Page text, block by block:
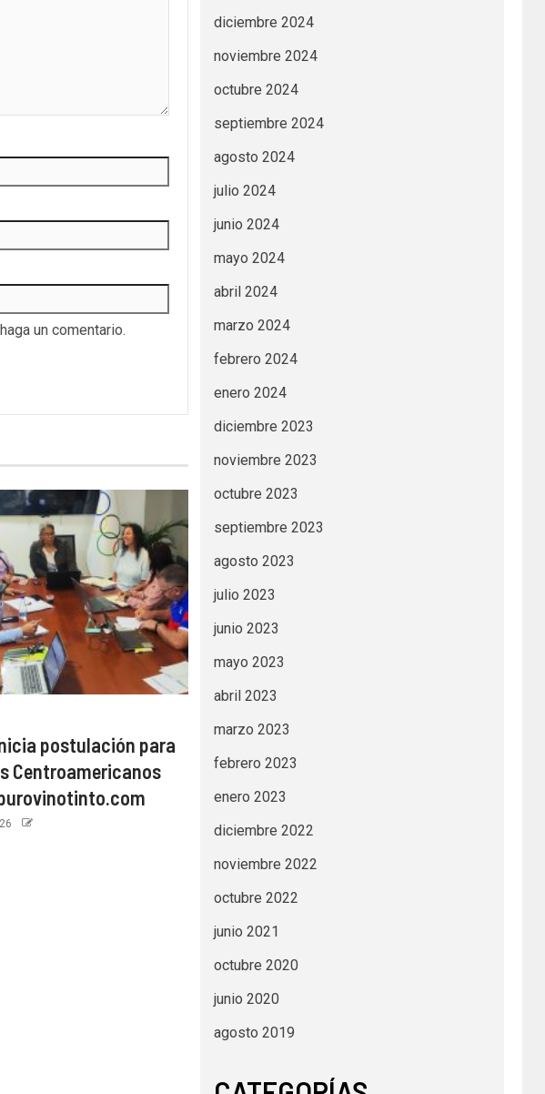
un comentario.
postulación para
Centroamericanos
diciembre 2024
noviembre 2024
octubre 2024
septiembre 2024
agosto 2024
julio 2024
junio 2024
mayo 2024
abril 2024
marzo 2024
febrero 2024
enero 2024
diciembre 2023
noviembre 2023
octubre 2023
septiembre 2023
agosto 2023
julio 2023
junio 2023
mayo 2023
abril 2023
marzo 2023
febrero 2023
enero 2023
diciembre 2022
noviembre 2022
octubre 2022
junio 2021
octubre 2020
junio 2020
agosto 2019